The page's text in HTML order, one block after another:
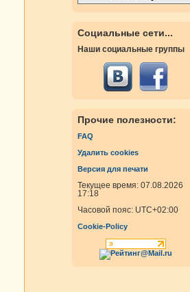
Социальные сети...
Наши социальные группы
Прочие полезности:
FAQ
Удалить cookies
Версия для печати
Текущее время: 07.08.2026
17:18
Часовой пояс: UTC+02:00
Cookie-Policy